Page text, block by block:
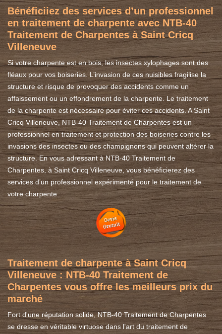
Bénéficiiez des services d’un professionnel
en traitement de charpente avec NTB-40
Traitement de Charpentes à Saint Cricq
Villeneuve
Si votre charpente est en bois, les insectes xylophages sont des
fléaux pour vos boiseries. L’invasion de ces nuisibles fragilise la
structure et risque de provoquer des accidents comme un
affaissement ou un effondrement de la charpente. Le traitement
de la charpente est nécessaire pour éviter ces accidents. A Saint
Cricq Villeneuve, NTB-40 Traitement de Charpentes est un
professionnel en traitement et protection des boiseries contre les
invasions des insectes ou des champignons qui peuvent altérer la
structure. En vous adressant à NTB-40 Traitement de
Charpentes, à Saint Cricq Villeneuve, vous bénéficierez des
services d’un professionnel expérimenté pour le traitement de
votre charpente.
Traitement de charpente à Saint Cricq
Villeneuve : NTB-40 Traitement de
Charpentes vous offre les meilleurs prix du
marché
Fort d'une réputation solide, NTB-40 Traitement de Charpentes
se dresse en véritable virtuose dans l'art du traitement de